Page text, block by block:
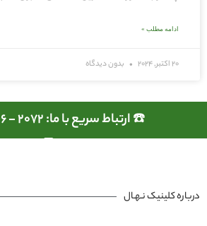
ادامه مطلب »
20 اکتبر, 2024 بدون دیدگاه
☎️ ارتباط سریع با ما: 2072 - 346 - 0911
درباره کلینیک نـهـال